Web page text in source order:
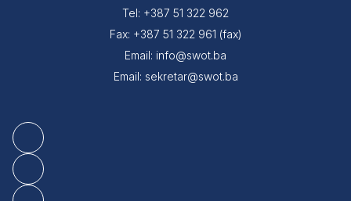
Tel: +387 51 322 962
Fax: +387 51 322 961 (fax)
Email: info@swot.ba
Email: sekretar@swot.ba